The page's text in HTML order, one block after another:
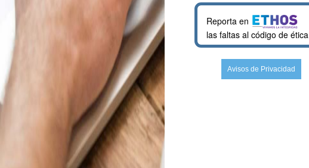
Reporta en
las faltas al código de ética
Avisos de Privacidad